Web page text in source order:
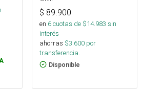
$ 89.900
en 6cuotas de $14.983 sin
interés
ahorras $3.600 por
transferencia.
Disponible